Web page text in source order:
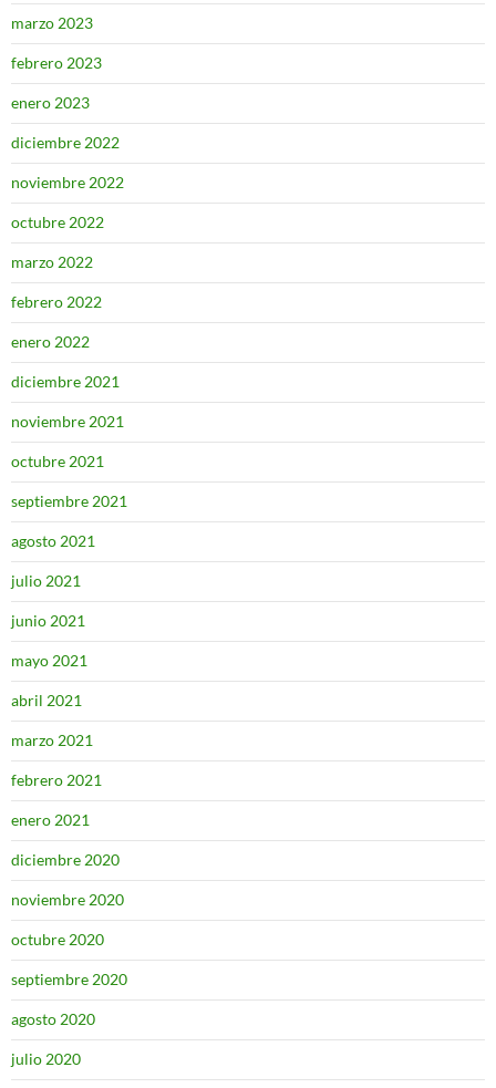
marzo 2023
febrero 2023
enero 2023
diciembre 2022
noviembre 2022
octubre 2022
marzo 2022
febrero 2022
enero 2022
diciembre 2021
noviembre 2021
octubre 2021
septiembre 2021
agosto 2021
julio 2021
junio 2021
mayo 2021
abril 2021
marzo 2021
febrero 2021
enero 2021
diciembre 2020
noviembre 2020
octubre 2020
septiembre 2020
agosto 2020
julio 2020